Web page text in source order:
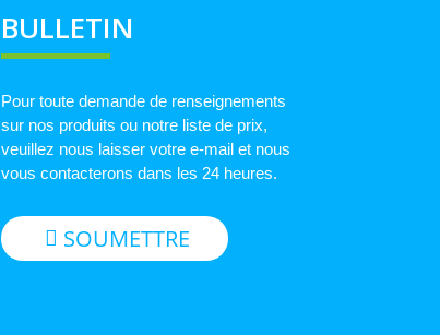
BULLETIN
Pour toute demande de renseignements
sur nos produits ou notre liste de prix,
veuillez nous laisser votre e-mail et nous
vous contacterons dans les 24 heures.
SOUMETTRE